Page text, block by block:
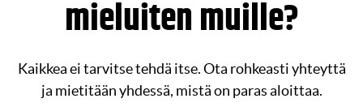
mieluiten muille?
Kaikkea ei tarvitse tehdä itse. Ota rohkeasti yhteyttä
ja mietitään yhdessä, mistä on paras aloittaa.